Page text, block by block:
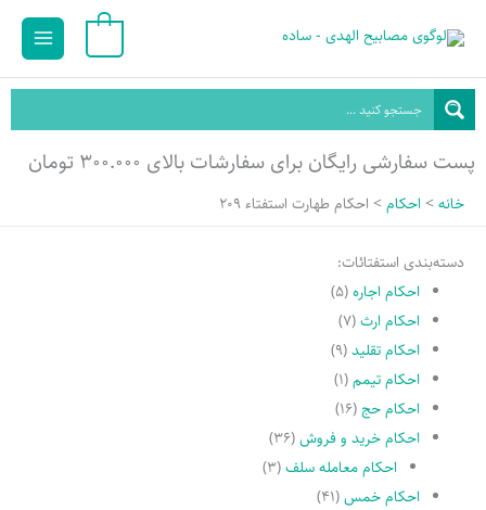
محتوا
Main
پست سفارشی رایگان برای سفارشات بالای ۳۰۰.۰۰۰ تومان
خانه احکام احکام طهارت استفتاء 209
دسته‌بندی استفتائات:
احکام اجاره(۵)
احکام ارث(۷)
احکام تقلید(۹)
احکام تیمم(۱)
احکام حج(۱۶)
احکام خرید و فروش(۳۶)
احکام معامله سلف(۳)
احکام خمس(۴۱)